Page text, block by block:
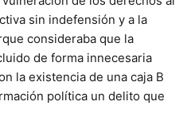
sin indefensión y a la
consideraba que la
de forma innecesaria
la existencia de una caja B
política un delito que